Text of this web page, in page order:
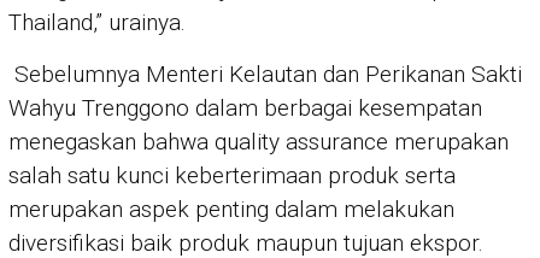
Thailand,” urainya.
Sebelumnya Menteri Kelautan dan Perikanan Sakti
Wahyu Trenggono dalam berbagai kesempatan
menegaskan bahwa quality assurance merupakan
salah satu kunci keberterimaan produk serta
merupakan aspek penting dalam melakukan
diversifikasi baik produk maupun tujuan ekspor.